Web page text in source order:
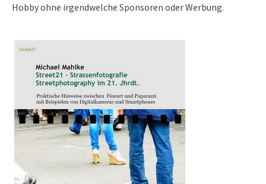
Hobby ohne irgendwelche Sponsoren oder Werbung.